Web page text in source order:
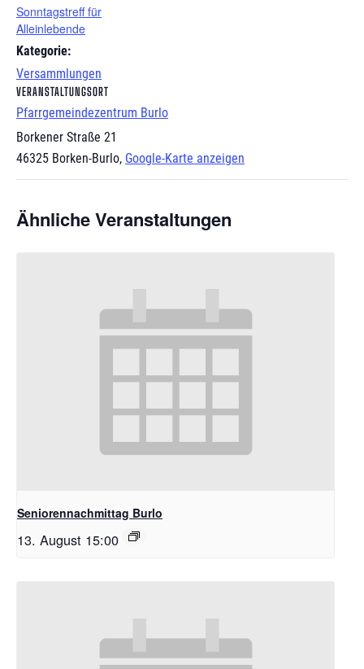
Sonntagstreff für
Alleinlebende
Kategorie:
Versammlungen
VERANSTALTUNGSORT
Pfarrgemeindezentrum Burlo
Borkener Straße 21
46325 Borken-Burlo, Google-Karte anzeigen
Ähnliche Veranstaltungen
Seniorennachmittag Burlo
13. August 15:00